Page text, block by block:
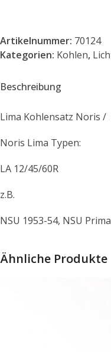
Artikelnummer: 70124
Kategorien: Kohlen,
Beschreibung
Lima Kohlensatz Noris /
Noris Lima Typen:
LA 12/45/60R
z.B.
NSU 1953-54, NSU
Ähnliche Produkte